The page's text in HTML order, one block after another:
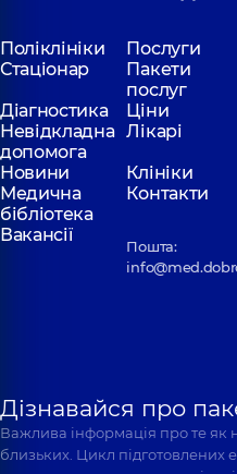
Поліклініки
Послуги
Стаціонар
Пакети
послуг
Діагностика
Ціни
Невідкладна
допомога
Лікарі
Новини
Клініки
Медична
бібліотека
Контакти
Вакансії
Пошта:
Дізнавайся про
Важлива інформація про те як
близьких. Цикл підготовлених